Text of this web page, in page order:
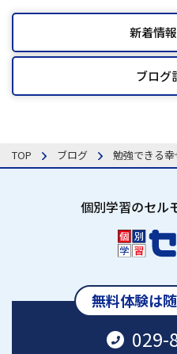
新着情
ブログ
TOP ブログ 勉強できる幸
個別学習のセル
無料体験は
029-